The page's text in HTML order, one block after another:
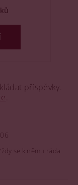
příspěvky.
se k němu ráda